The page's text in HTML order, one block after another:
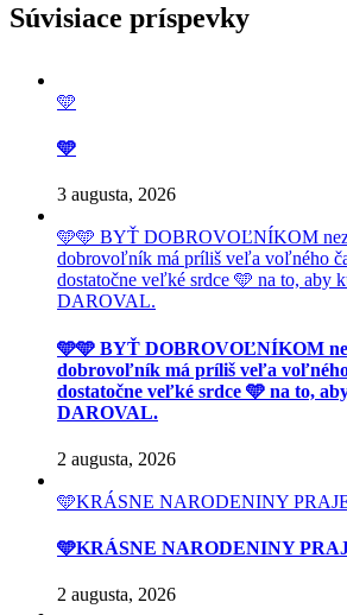
Súvisiace príspevky
🩵
🩵
3 augusta, 2026
🩵🩵 BYŤ DOBROVOĽNÍKOM
dobrovoľník má príliš veľa voľného
dostatočne veľké srdce 🩵 na to, aby
DAROVAL.
🩵🩵 BYŤ DOBROVOĽNÍKOM
dobrovoľník má príliš veľa voľného
dostatočne veľké srdce 🩵 na to,
DAROVAL.
2 augusta, 2026
🩵KRÁSNE NARODENINY
🩵KRÁSNE NARODENINY
2 augusta, 2026